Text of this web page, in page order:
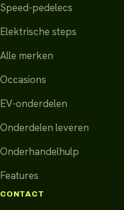
Speed-pedelecs
Elektrische steps
Alle merken
Occasions
EV-onderdelen
Onderdelen leveren
Onderhandelhulp
Features
CONTACT